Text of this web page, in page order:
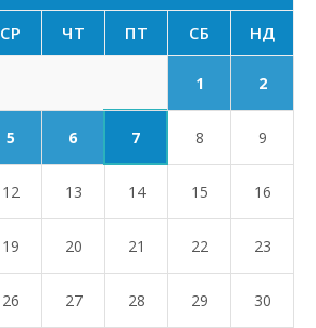
СР ЧТ ПТ СБ НД
1 2
5 6 7 8 9
12 13 14 15 16
19 20 21 22 23
26 27 28 29 30